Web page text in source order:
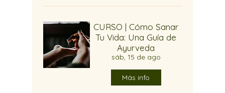
CURSO | Cómo Sanar
Tu Vida: Una Guía de
Ayurveda
sáb, 15 de ago
Más info